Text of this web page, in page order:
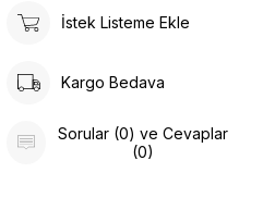
İstek Listeme Ekle
Kargo Bedava
Sorular (0) ve Cevaplar
(0)